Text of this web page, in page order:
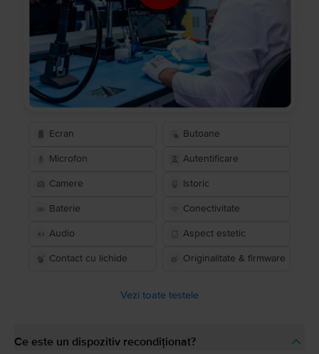
Ecran Butoane
Microfon Autentificare
Camere Istoric
Baterie Conectivitate
Audio Aspect estetic
Contact cu lichide Originalitate & firmware
Vezi toate testele
Ce este un dispozitiv recondiționat?